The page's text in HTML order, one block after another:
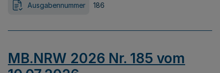
Ausgabennummer 186
MB.NRW 2026 Nr. 185 vom